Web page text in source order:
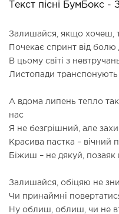
Текст пісні БумБокс -
Залишайся, якщо хочеш,
Почекає спринт від болю
В цьому світі з
Листопади транспонують
А вдома липень тепло так
нас
Я не безгрішний, але
Красива пастка – вічний
Біжиш – не дякуй, позаяк
Залишайся, обіцяю не
Чи принаймні
Ну облиш, облиш, чи не